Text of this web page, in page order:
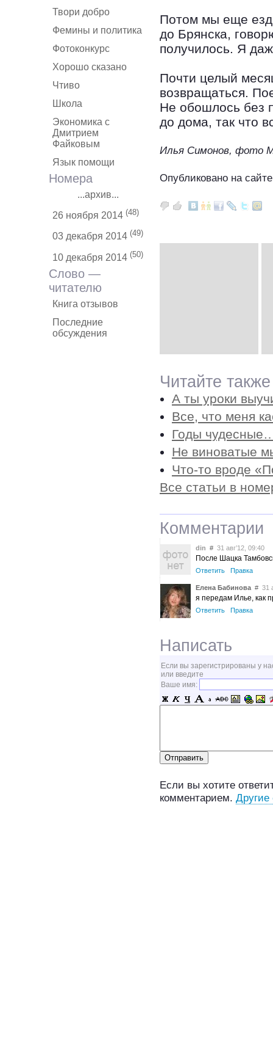
Твори добро
Фемины и политика
Фотоконкурс
Хорошо сказано
Чтиво
Школа
Экономика с
Дмитрием
Файковым
Язык помощи
Номера
...архив...
26 ноября 2014 (48)
03 декабря 2014 (49)
10 декабря 2014 (50)
Слово —
читателю
Книга отзывов
Последние
обсуждения
Потом мы еще
до Брянска,
получилось. Я
Почти целый
возвращаться.
Не обошлось без
до дома, так что
Илья Симонов, фото
Опубликовано на
Читайте
А ты уроки
Все, что меня
Годы
Не виноватые
Что-то вроде
Все статьи в
Комментарии
din # 31 авг’12, 09:40
После Шацка
Ответить Правка
Елена Бабинова # 31
я передам Илье, как
Ответить Правка
Написать
Если вы зарегистрированы у
или введите
Ваше имя:
Если вы хотите
комментарием. Другие